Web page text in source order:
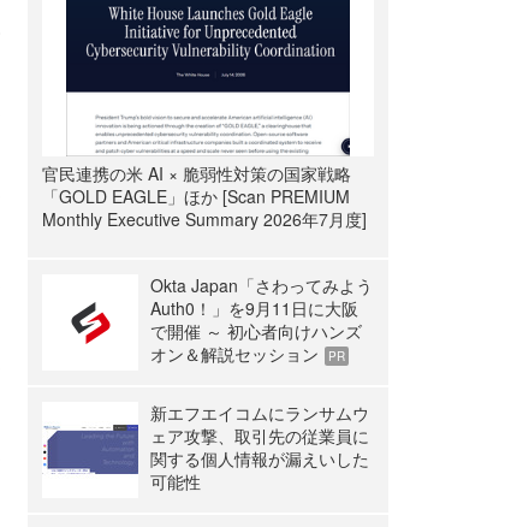
官民連携の米 AI × 脆弱性対策の国家戦略
「GOLD EAGLE」ほか [Scan PREMIUM
Monthly Executive Summary 2026年7月度]
Okta Japan「さわってみよう
Auth0！」を9月11日に大阪
で開催 ～ 初心者向けハンズ
オン＆解説セッション
PR
新エフエイコムにランサムウ
ェア攻撃、取引先の従業員に
関する個人情報が漏えいした
可能性